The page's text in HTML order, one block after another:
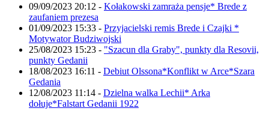
09/09/2023 20:12 - Kołakowski zamraża pensje* Brede z
zaufaniem prezesa
01/09/2023 15:33 - Przyjacielski remis Brede i Czajki *
Motywator Budziwojski
25/08/2023 15:23 - "Szacun dla Graby", punkty dla Resovii,
punkty Gedanii
18/08/2023 16:11 - Debiut Olssona*Konflikt w Arce*Szara
Gedania
12/08/2023 11:14 - Dzielna walka Lechii* Arka
dołuje*Falstart Gedanii 1922